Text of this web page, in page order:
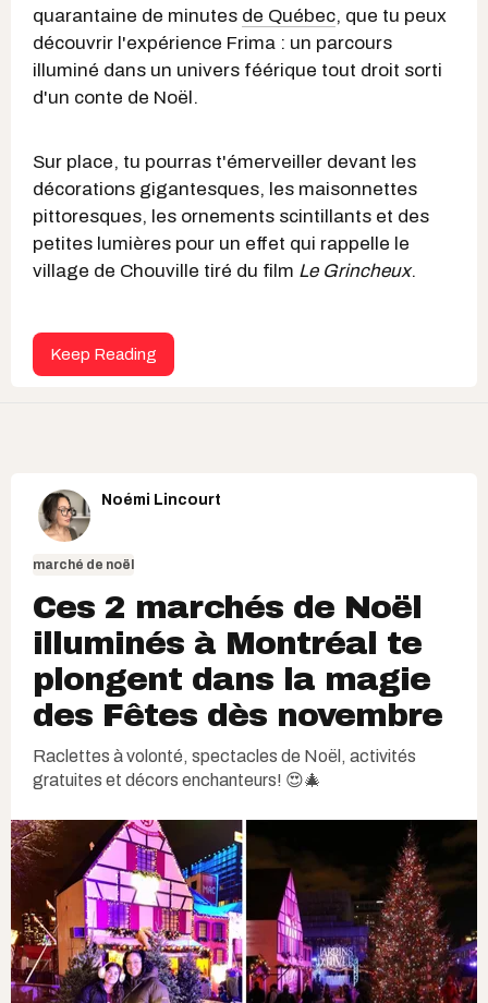
quarantaine de minutes de Québec, que tu peux
découvrir l'expérience Frima : un parcours
illuminé dans un univers féérique tout droit sorti
d'un conte de Noël.
Sur place, tu pourras t'émerveiller devant les
décorations gigantesques, les maisonnettes
pittoresques, les ornements scintillants et des
petites lumières pour un effet qui rappelle le
village de Chouville tiré du film Le Grincheux.
Keep Reading
Noémi Lincourt
marché de noël
Ces 2 marchés de Noël
illuminés à Montréal te
plongent dans la magie
des Fêtes dès novembre
Raclettes à volonté, spectacles de Noël, activités
gratuites et décors enchanteurs! 😍🎄